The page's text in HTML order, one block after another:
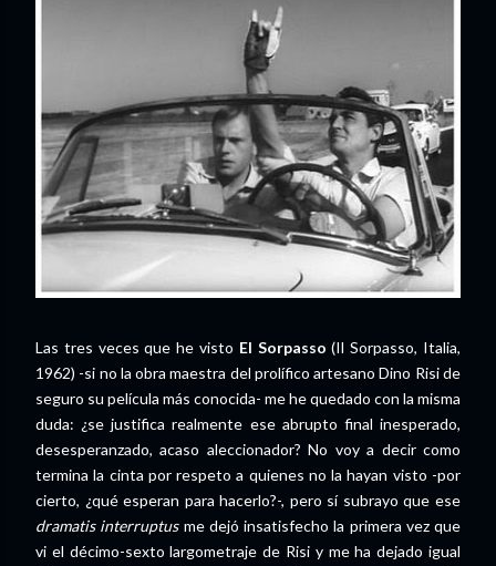
Las tres veces que he visto El Sorpasso (Il Sorpasso, Italia,
1962) -si no la obra maestra del prolífico artesano Dino Risi de
seguro su película más conocida- me he quedado con la misma
duda: ¿se justifica realmente ese abrupto final inesperado,
desesperanzado, acaso aleccionador? No voy a decir como
termina la cinta por respeto a quienes no la hayan visto -por
cierto, ¿qué esperan para hacerlo?-, pero sí subrayo que ese
dramatis interruptusme dejó insatisfecho la primera vez que
vi el décimo-sexto largometraje de Risi y me ha dejado igual